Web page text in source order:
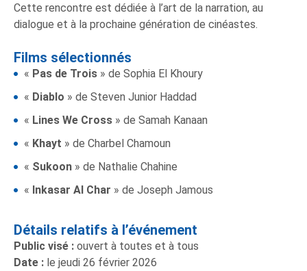
Cette rencontre est dédiée à l’art de la narration, au
dialogue et à la prochaine génération de cinéastes.
Films sélectionnés
« Pas de Trois » de Sophia El Khoury
« Diablo » de Steven Junior Haddad
« Lines We Cross » de Samah Kanaan
« Khayt » de Charbel Chamoun
« Sukoon » de Nathalie Chahine
« Inkasar Al Char » de Joseph Jamous
Détails relatifs à l’événement
Public visé : ouvert à toutes et à tous
Date : le jeudi 26 février 2026